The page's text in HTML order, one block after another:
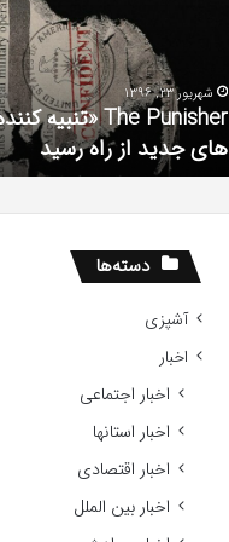
Gifted
2017
شهریور 1, 1396
2017
دسته‌ها
آشپزی
اخبار
اخبار اجتماعی
اخبار استانها
اخبار اقتصادی
اخبار بین الملل